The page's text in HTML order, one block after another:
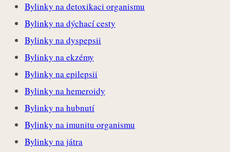
Bylinky na detoxikaci organismu
Bylinky na dýchací cesty
Bylinky na dyspepsii
Bylinky na ekzémy
Bylinky na epilepsii
Bylinky na hemeroidy
Bylinky na hubnutí
Bylinky na imunitu organismu
Bylinky na játra